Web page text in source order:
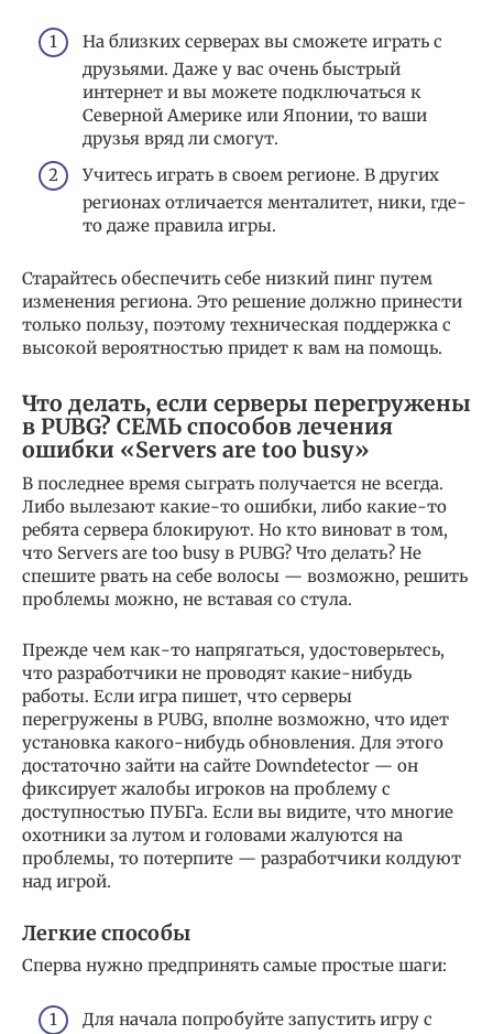
На близких серверах вы сможете играть с
друзьями. Даже у вас очень быстрый
интернет и вы можете подключаться к
Северной Америке или Японии, то ваши
друзья вряд ли смогут.
Учитесь играть в своем регионе. В других
регионах отличается менталитет, ники, где-
то даже правила игры.
Старайтесь обеспечить себе низкий пинг путем
изменения региона. Это решение должно принести
только пользу, поэтому техническая поддержка с
высокой вероятностью придет к вам на помощь.
Что делать, если серверы перегружены
в PUBG? СЕМЬ способов лечения
ошибки «Servers are too busy»
В последнее время сыграть получается не всегда.
Либо вылезают какие-то ошибки, либо какие-то
ребята сервера блокируют. Но кто виноват в том,
что Servers are too busy в PUBG? Что делать? Не
спешите рвать на себе волосы — возможно, решить
проблемы можно, не вставая со стула.
Прежде чем как-то напрягаться, удостоверьтесь,
что разработчики не проводят какие-нибудь
работы. Если игра пишет, что серверы
перегружены в PUBG, вполне возможно, что идет
установка какого-нибудь обновления. Для этого
достаточно зайти на сайте Downdetector — он
фиксирует жалобы игроков на проблему с
доступностью ПУБГа. Если вы видите, что многие
охотники за лутом и головами жалуются на
проблемы, то потерпите — разработчики колдуют
над игрой.
Легкие способы
Сперва нужно предпринять самые простые шаги:
Для начала попробуйте запустить игру с